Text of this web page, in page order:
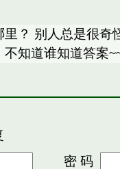
？ 别人总是很奇
知道谁知道答案
密 码